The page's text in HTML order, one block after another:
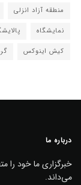
منطقه آزاد انزلی
نمایشگاه
کیش اینوکس
درباره ما
خبرگزاری ما خود را
می‌داند.